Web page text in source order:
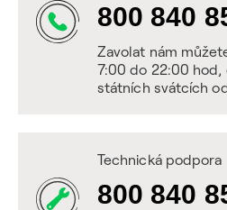
800 840
Zavolat nám
7:00 do 22:00 hod,
státních svátcích
Technická podpora
800 840